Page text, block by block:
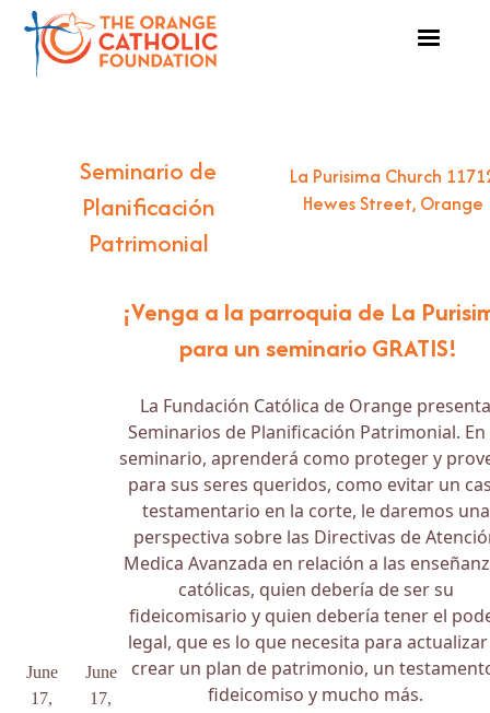
Seminario de
Planificación
Patrimonial
La Purisima Church
Hewes Street, Orange
June
17,
June
17,
¡Venga a la parroquia de La
para un seminario GRATIS!
La Fundación Católica de Orange
Seminarios de Planificación Patrimonial. En
seminario, aprenderá como proteger y
para sus seres queridos, como evitar un
testamentario en la corte, le daremos una
perspectiva sobre las Directivas de
Medica Avanzada en relación a las
católicas, quien debería de ser su
fideicomisario y quien debería tener el
legal, que es lo que necesita para
crear un plan de patrimonio, un
fideicomiso y mucho más.